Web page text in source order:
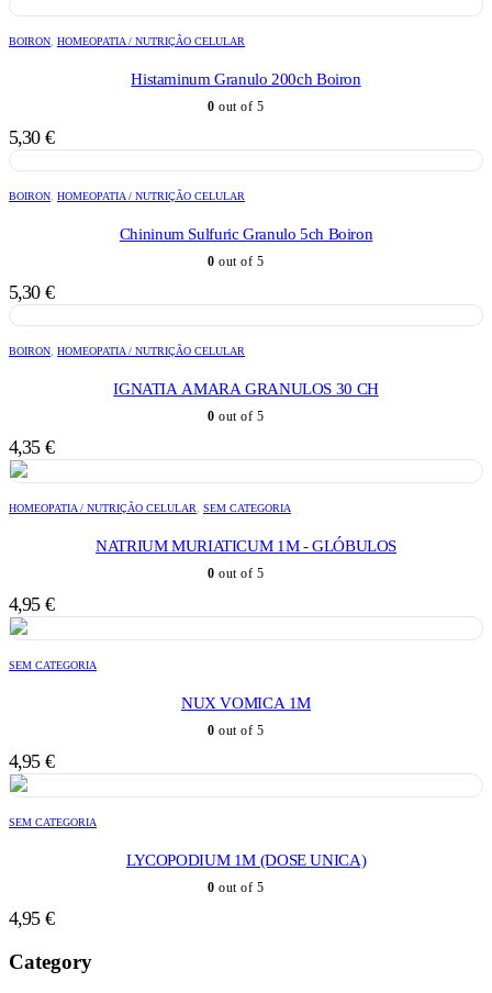
BOIRON HOMEOPATIA / NUTRIÇÃO CELULAR
Histaminum Granulo 200ch Boiron
0 out of 5
5,30 €
BOIRON HOMEOPATIA / NUTRIÇÃO CELULAR
Chininum Sulfuric Granulo 5ch Boiron
0 out of 5
5,30 €
BOIRON HOMEOPATIA / NUTRIÇÃO CELULAR
IGNATIA AMARA GRANULOS 30 CH
0 out of 5
4,35 €
HOMEOPATIA / NUTRIÇÃO CELULAR SEM CATEGORIA
NATRIUM MURIATICUM 1M - GLÓBULOS
0 out of 5
4,95 €
SEM CATEGORIA
NUX VOMICA 1M
0 out of 5
4,95 €
SEM CATEGORIA
LYCOPODIUM 1M (DOSE UNICA)
0 out of 5
4,95 €
Category